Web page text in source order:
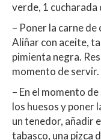
verde, 1 cucharada
– Poner la carne
Aliñar con aceite,
pimienta negra.
momento de servir.
– En el momento
los huesos y poner
un tenedor, añadir
tabasco, una pizca